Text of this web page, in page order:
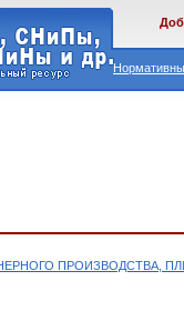
ПРОИЗВОДСТВА,